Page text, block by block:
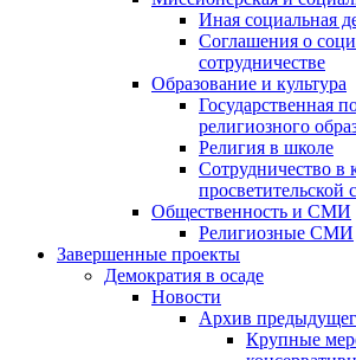
Иная социальная
Соглашения о
сотрудничестве
Образование и культура
Государственная
религиозного
Религия в школе
Сотрудничество в
просветительской
Общественность и СМИ
Религиозные СМИ
Завершенные проекты
Демократия в осаде
Новости
Архив
Крупные